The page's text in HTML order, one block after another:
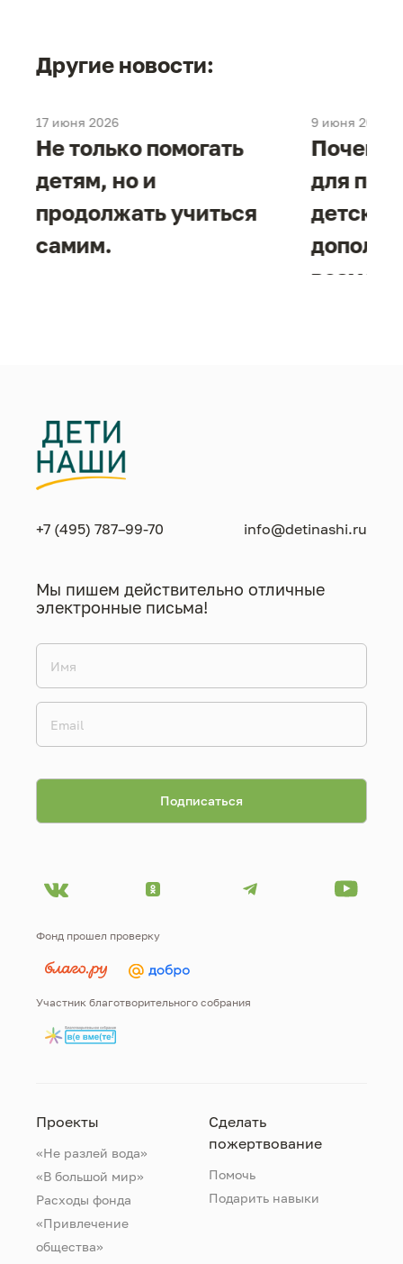
Другие новости:
17 июня 2026
Не только помогать
детям, но и
продолжать учиться
самим.
9 июня 2026
Почему
для
+7 (495) 787–99-70 info@detinashi.ru
Мы пишем действительно отличные
электронные письма!
Фонд прошел проверку
Участник благотворительного собрания
Проекты
«Не разлей вода»
«В большой мир»
Расходы фонда
«Привлечение
общества»
Сделать
пожертвование
Помочь
Подарить навыки